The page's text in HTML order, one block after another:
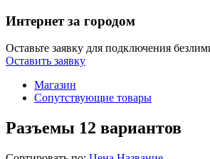
Интернет за городом
Оставьте заявку для подключения
Оставить заявку
Магазин
Сопутствующие товары
Разъемы 12 вариантов